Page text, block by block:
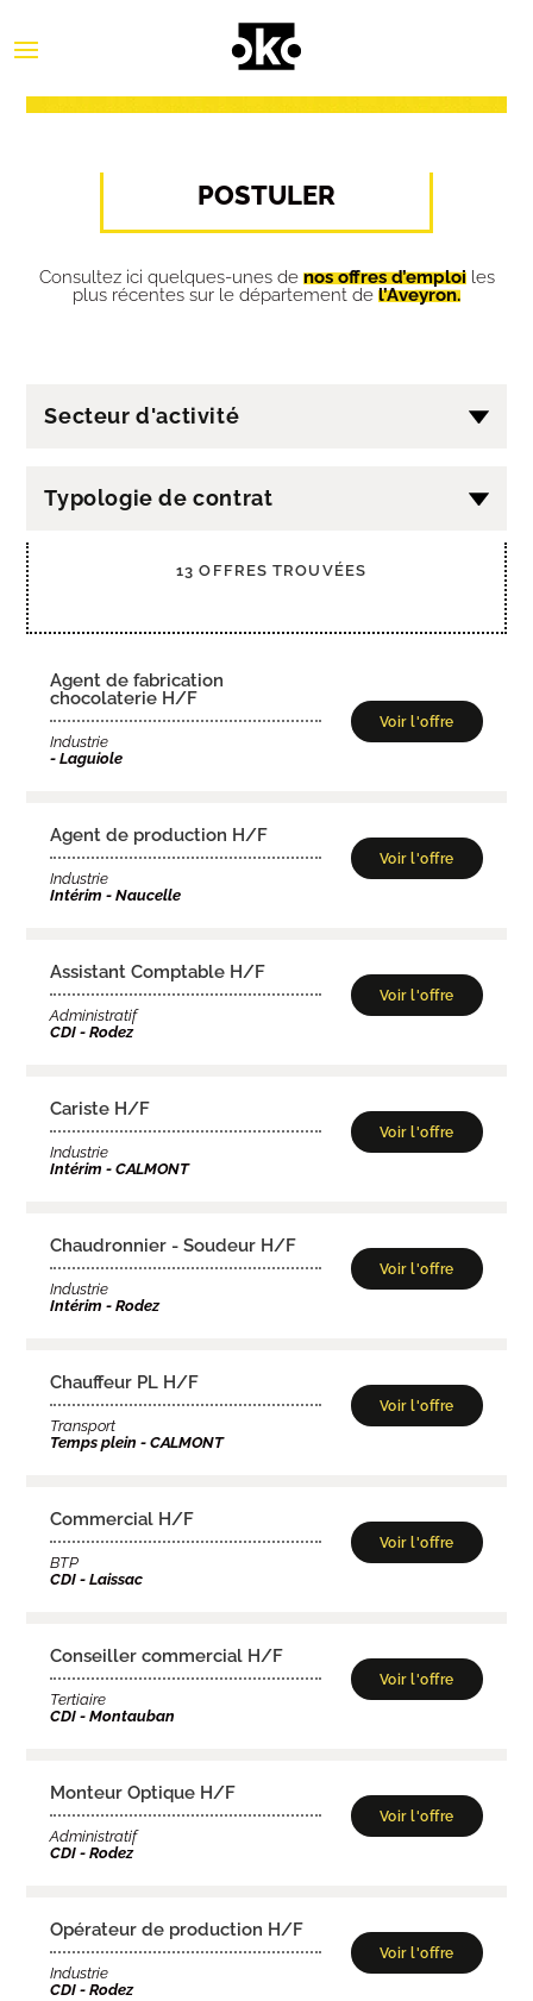
POSTULER
Consultez ici quelques-unes de nos offres d’emploiles
plus récentes sur le département de l’Aveyron.
Secteur d'activité
Typologie de contrat
13 OFFRES TROUVÉES
Agent de fabrication
chocolaterie H/F
Voir l'offre
Industrie
- Laguiole
Agent de production H/F
Voir l'offre
Industrie
Intérim - Naucelle
Assistant Comptable H/F
Voir l'offre
Administratif
CDI - Rodez
Cariste H/F
Voir l'offre
Industrie
Intérim - CALMONT
Chaudronnier - Soudeur H/F
Voir l'offre
Industrie
Intérim - Rodez
Chauffeur PL H/F
Voir l'offre
Transport
Temps plein - CALMONT
Commercial H/F
Voir l'offre
BTP
CDI - Laissac
Conseiller commercial H/F
Voir l'offre
Tertiaire
CDI - Montauban
Monteur Optique H/F
Voir l'offre
Administratif
CDI - Rodez
Opérateur de production H/F
Voir l'offre
Industrie
CDI - Rodez